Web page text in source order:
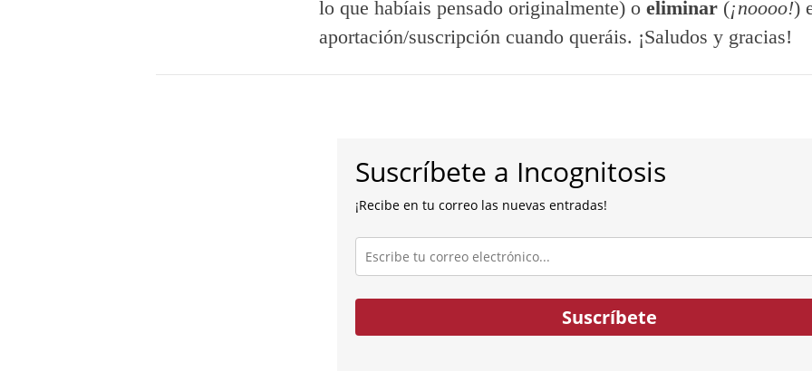
lo que habíais pensado originalmente) o eliminar (¡noooo!)
aportación/suscripción cuando queráis. ¡Saludos y gracias!
Suscríbete a Incognitosis
¡Recibe en tu correo las nuevas entradas!
Escribe
tu
correo
electrónico...
Suscríbete